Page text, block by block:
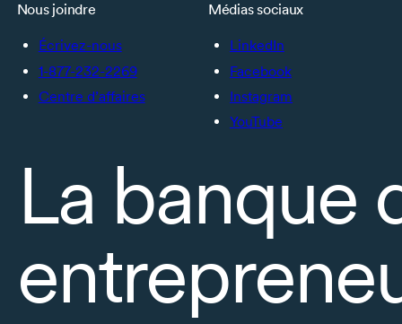
Nous joindre
Écrivez-nous
1-877-232-2269
Centre d’affaires
Médias sociaux
LinkedIn
Facebook
Instagram
YouTube
La banque